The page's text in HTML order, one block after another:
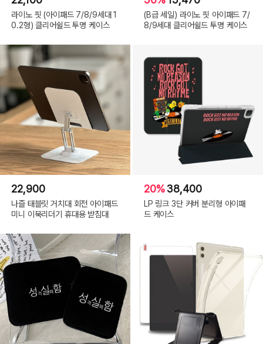
라이노 핏 (아이패드 7/8/9세대 1
0.2형) 클리어쉴드 투명 케이스
(B급 세일) 라이노 핏 아이패드 7/
8/9세대 클리어쉴드 투명 케이스
22,900
나즐 태블릿 거치대 회전 아이패드
미니 이북리더기 휴대용 받침대
20%38,400
LP 링크 3단 커버 분리형 아이패
드 케이스